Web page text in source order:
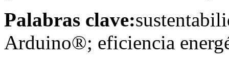
Palabras clave:
Arduino®; eficiencia